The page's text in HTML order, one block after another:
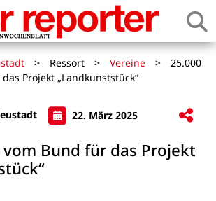
> Ressort > Vereine >
25.000
Projekt „Landkunststück“
22. März 2025
vom Bund für das Projekt